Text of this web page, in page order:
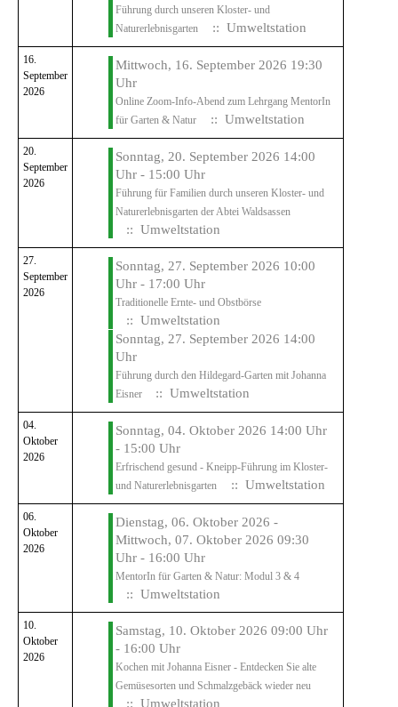
Führung durch unseren Kloster- und
Naturerlebnisgarten
:: Umweltstation
16.
September
2026
Mittwoch, 16. September 2026 19:30
Uhr
Online Zoom-Info-Abend zum Lehrgang MentorIn
für Garten & Natur
:: Umweltstation
20.
September
2026
Sonntag, 20. September 2026 14:00
Uhr - 15:00 Uhr
Führung für Familien durch unseren Kloster- und
Naturerlebnisgarten der Abtei Waldsassen
:: Umweltstation
27.
September
2026
Sonntag, 27. September 2026 10:00
Uhr - 17:00 Uhr
Traditionelle Ernte- und Obstbörse
:: Umweltstation
Sonntag, 27. September 2026 14:00
Uhr
Führung durch den Hildegard-Garten mit Johanna
Eisner
:: Umweltstation
04.
Oktober
2026
Sonntag, 04. Oktober 2026 14:00 Uhr
- 15:00 Uhr
Erfrischend gesund - Kneipp-Führung im Kloster-
und Naturerlebnisgarten
:: Umweltstation
06.
Oktober
2026
Dienstag, 06. Oktober 2026 -
Mittwoch, 07. Oktober 2026 09:30
Uhr - 16:00 Uhr
MentorIn für Garten & Natur: Modul 3 & 4
:: Umweltstation
10.
Oktober
2026
Samstag, 10. Oktober 2026 09:00 Uhr
- 16:00 Uhr
Kochen mit Johanna Eisner - Entdecken Sie alte
Gemüsesorten und Schmalzgebäck wieder neu
:: Umweltstation